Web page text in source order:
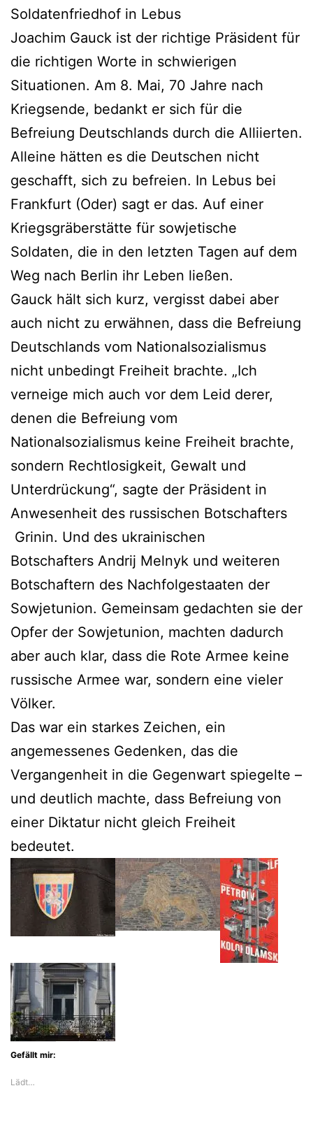
Soldatenfriedhof in Lebus
Joachim Gauck ist der richtige Präsident für
die richtigen Worte in schwierigen
Situationen. Am 8. Mai, 70 Jahre nach
Kriegsende, bedankt er sich für die
Befreiung Deutschlands durch die Alliierten.
Alleine hätten es die Deutschen nicht
geschafft, sich zu befreien. In Lebus bei
Frankfurt (Oder) sagt er das. Auf einer
Kriegsgräberstätte für sowjetische
Soldaten, die in den letzten Tagen auf dem
Weg nach Berlin ihr Leben ließen.
Gauck hält sich kurz, vergisst dabei aber
auch nicht zu erwähnen, dass die Befreiung
Deutschlands vom Nationalsozialismus
nicht unbedingt Freiheit brachte. „Ich
verneige mich auch vor dem Leid derer,
denen die Befreiung vom
Nationalsozialismus keine Freiheit brachte,
sondern Rechtlosigkeit, Gewalt und
Unterdrückung“, sagte der Präsident in
Anwesenheit des russischen Botschafters
Grinin. Und des ukrainischen
Botschafters Andrij Melnyk und weiteren
Botschaftern des Nachfolgestaaten der
Sowjetunion. Gemeinsam gedachten sie der
Opfer der Sowjetunion, machten dadurch
aber auch klar, dass die Rote Armee keine
russische Armee war, sondern eine vieler
Völker.
Das war ein starkes Zeichen, ein
angemessenes Gedenken, das die
Vergangenheit in die Gegenwart spiegelte –
und deutlich machte, dass Befreiung von
einer Diktatur nicht gleich Freiheit
bedeutet.
Gefällt mir:
Lädt…